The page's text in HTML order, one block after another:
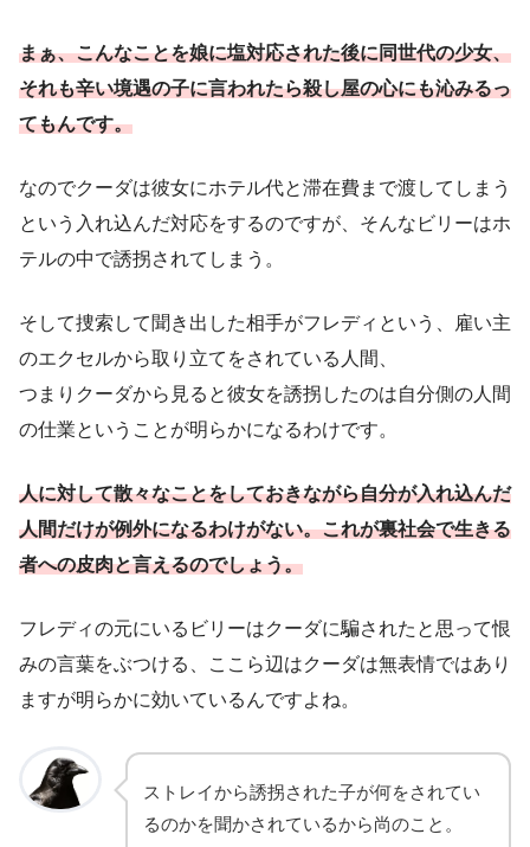
まぁ、こんなことを娘に塩対応された後に同世代の少女、
それも辛い境遇の子に言われたら殺し屋の心にも沁みるっ
てもんです。
なのでクーダは彼女にホテル代と滞在費まで渡してしまう
という入れ込んだ対応をするのですが、そんなビリーはホ
テルの中で誘拐されてしまう。
そして捜索して聞き出した相手がフレディという、雇い主
のエクセルから取り立てをされている人間、
つまりクーダから見ると彼女を誘拐したのは自分側の人間
の仕業ということが明らかになるわけです。
人に対して散々なことをしておきながら自分が入れ込んだ
人間だけが例外になるわけがない。これが裏社会で生きる
者への皮肉と言えるのでしょう。
フレディの元にいるビリーはクーダに騙されたと思って恨
みの言葉をぶつける、ここら辺はクーダは無表情ではあり
ますが明らかに効いているんですよね。
ストレイから誘拐された子が何をされてい
るのかを聞かされているから尚のこと。